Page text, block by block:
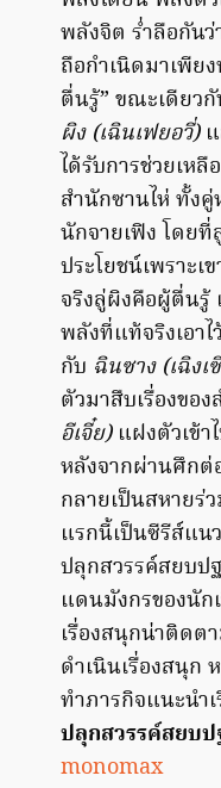
พลังจิต ร่ำลือกัน
ถือกำเนิดมาเพีย
ตื่นรู้” ขณะเดียว
ผิง (เฉินเฟยอวี่)แ
ได้รับการช่วยเห
สำนักซานไห่ ทั้ง
นักจายเฟิง โดยที่
ประโยชน์เพราะ
จริงลู่ผิงคือผู้ตื่น
พลังที่แท้จริงเอา
กับ ฉินซาง (เฉิงเ
ตัวมาสืบเรื่องของ
อีเจี๋ย)แฝงตัวเข้า
หลังจากผ่านศึกต่
กลายเป็นสหายร่
แรกนี้เป็นซีรีส์แ
ปลุกสวรรค์สยบป
แดนมังกรของนัก
เรื่องสนุกน่าติดต
ดำเนินเรื่องสนุก
ทำภารกิจแนะนำ
ปลุกสวรรค์สยบ
monomax